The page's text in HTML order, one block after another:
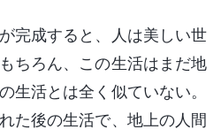
完成すると、人は美しい世
ちろん、この生活はまだ地
生活とは全く似ていない。
た後の生活で、地上の人間